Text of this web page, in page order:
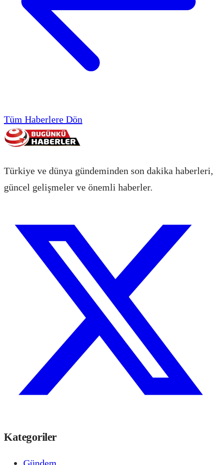
Tüm Haberlere Dön
Türkiye ve dünya gündeminden son dakika haberleri,
güncel gelişmeler ve önemli haberler.
Kategoriler
Gündem